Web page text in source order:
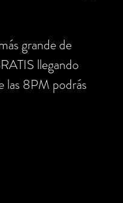
grande de
llegando
las 8PM podrás